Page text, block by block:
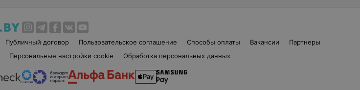
Публичный договор Пользовательское соглашение Способы оплаты Вакансии
Партнеры
Персональные настройки cookie Обработка персональных данных